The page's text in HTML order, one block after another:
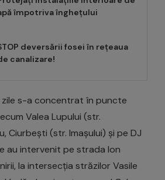
împotriva înghețului
deversării fosei în rețeaua
canalizare!
zile s-a concentrat în puncte
Valea Lupului (str.
Ciurbești (str. Imașului) și pe DJ
au intervenit pe strada Ion
la intersecția străzilor Vasile